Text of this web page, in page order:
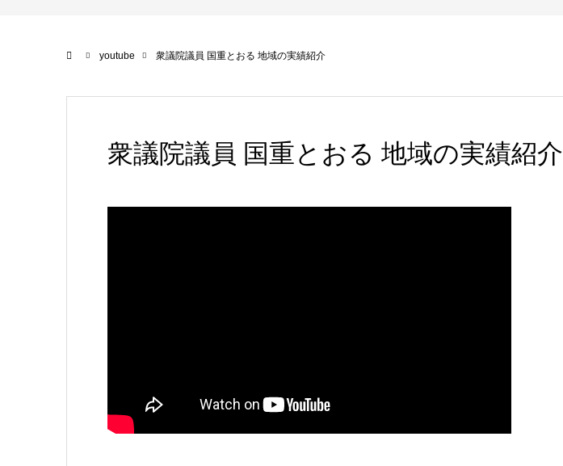
youtube 衆議院議員 国重とおる 地域の実績紹介
衆議院議員 国重とおる 地域の実績紹介